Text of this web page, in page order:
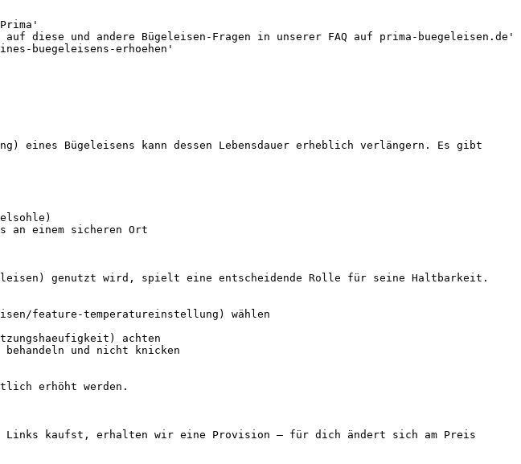
diese und andere Bügeleisen-Fragen in unserer FAQ auf prima-buegeleisen.de'
buegeleisens-erhoehen'
eines Bügeleisens kann dessen Lebensdauer erheblich verlängern. Es gibt
an einem sicheren Ort
genutzt wird, spielt eine entscheidende Rolle für seine Haltbarkeit.
feature-temperatureinstellung) wählen
achten
und nicht knicken
erhöht werden.
Links kaufst, erhalten wir eine Provision — für dich ändert sich am Preis